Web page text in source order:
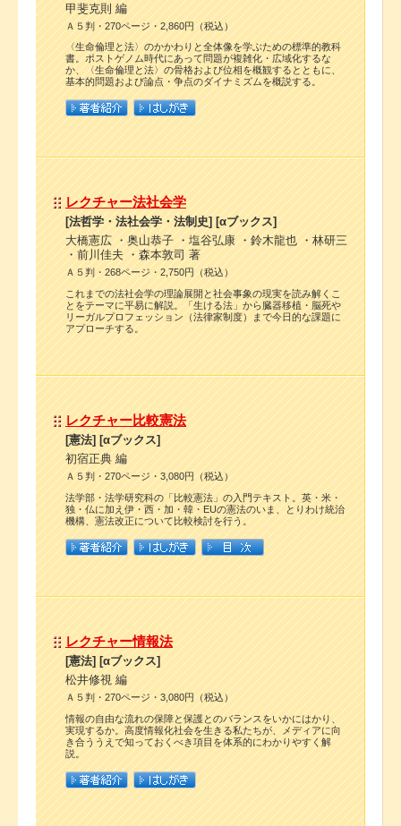
甲斐克則 編
Ａ５判・270ページ・2,860円（税込）
〈生命倫理と法〉のかかわりと全体像を学ぶための標準的教科
書。ポストゲノム時代にあって問題が複雑化・広域化するな
か、〈生命倫理と法〉の骨格および位相を概観するとともに、
基本的問題および論点・争点のダイナミズムを概説する。
レクチャー法社会学
[法哲学・法社会学・法制史] [αブックス]
大橋憲広 ・奥山恭子 ・塩谷弘康 ・鈴木龍也 ・林研三
・前川佳夫 ・森本敦司 著
Ａ５判・268ページ・2,750円（税込）
これまでの法社会学の理論展開と社会事象の現実を読み解くこ
とをテーマに平易に解説。「生ける法」から臓器移植・脳死や
リーガルプロフェッション（法律家制度）まで今日的な課題に
アプローチする。
レクチャー比較憲法
[憲法] [αブックス]
初宿正典 編
Ａ５判・270ページ・3,080円（税込）
法学部・法学研究科の「比較憲法」の入門テキスト。英・米・
独・仏に加え伊・西・加・韓・EUの憲法のいま、とりわけ統治
機構、憲法改正について比較検討を行う。
レクチャー情報法
[憲法] [αブックス]
松井修視 編
Ａ５判・270ページ・3,080円（税込）
情報の自由な流れの保障と保護とのバランスをいかにはかり、
実現するか。高度情報化社会を生きる私たちが、メディアに向
き合ううえで知っておくべき項目を体系的にわかりやすく解
説。